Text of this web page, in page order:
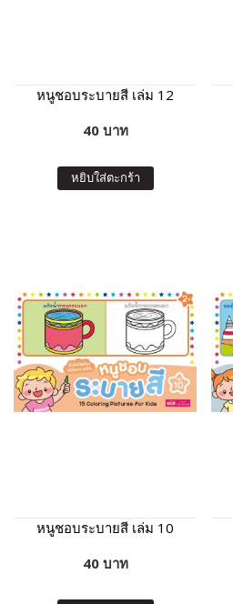
หนูชอบระบายสี เล่ม 12
40 บาท
หยิบใส่ตะกร้า
หนูชอบระบายสี เล่ม 10
40 บาท